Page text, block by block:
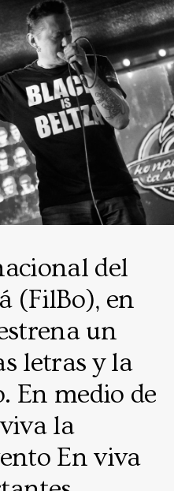
del
(FilBo), en
un
letras y la
En medio de
la
En viva